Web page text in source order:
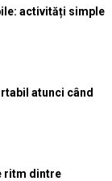
activități simple
atunci când
ritm dintre